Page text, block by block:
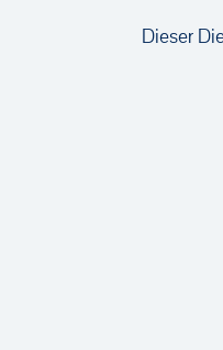
Dieser